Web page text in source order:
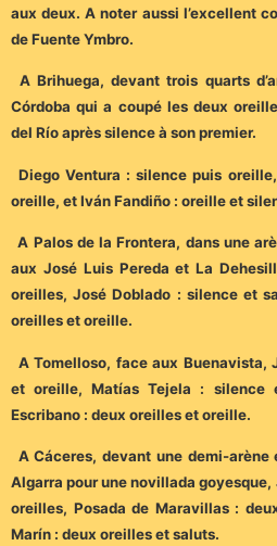
aux deux. A noter aussi l’excellent
de Fuente Ymbro.
A Brihuega, devant trois quarts
Córdoba qui a coupé les deux
del Río après silence à son premier.
Diego Ventura : silence puis
oreille, et Iván Fandiño : oreille et
A Palos de la Frontera, dans une
aux José Luis Pereda et La
oreilles, José Doblado : silence et
oreilles et oreille.
A Tomelloso, face aux Buenavista,
et oreille, Matías Tejela : silence
Escribano : deux oreilles et oreille.
A Cáceres, devant une demi-
Algarra pour une novillada
oreilles, Posada de Maravillas :
Marín : deux oreilles et saluts.